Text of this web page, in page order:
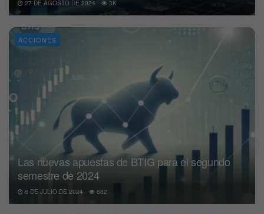
27 DE AGOSTO DE 2024 3K
ACCIONES
Las nuevas apuestas de BTIG para el segundo
semestre de 2024
6 DE JULIO DE 2024 682